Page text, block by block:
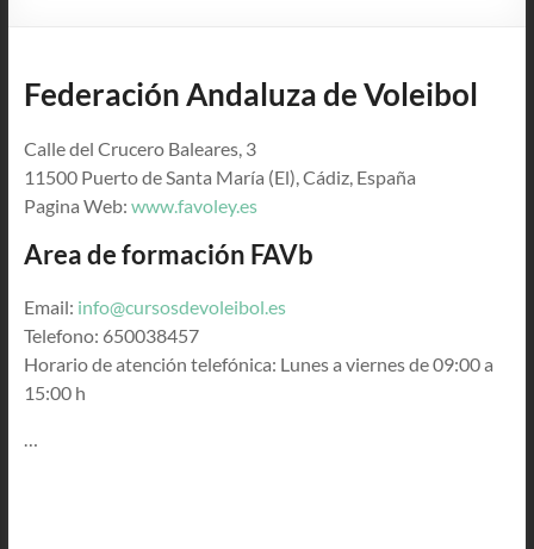
FederaciónAndaluzade Voleibol
Calle del Crucero Baleares, 3
11500 Puerto de Santa María (El), Cádiz, España
Pagina Web: www.favoley.es
Area de formación FAVb
Email: info@cursosdevoleibol.es
Telefono: 650038457
Horario de atención telefónica: Lunes a viernes de 09:00 a
15:00 h
…